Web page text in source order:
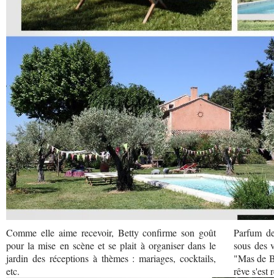
Comme elle aime recevoir, Betty confirme son goût
pour la mise en scène et se plait à organiser dans le
jardin des réceptions à thèmes : mariages, cocktails,
etc.
Parfum
sous des
"Mas de
rêve s'est